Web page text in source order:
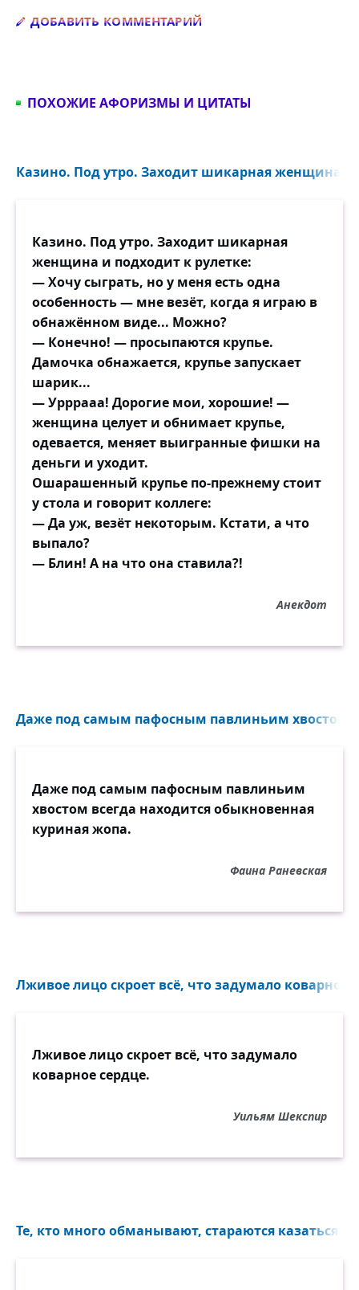
ДОБАВИТЬ КОММЕНТАРИЙ
ПОХОЖИЕ АФОРИЗМЫ И ЦИТАТЫ
Казино. Под утро. Заходит шикарная женщина и
Казино. Под утро. Заходит шикарная
женщина и подходит к рулетке:
— Хочу сыграть, но у меня есть одна
особенность — мне везёт, когда я играю в
обнажённом виде... Можно?
— Конечно! — просыпаются крупье.
Дамочка обнажается, крупье запускает
шарик...
— Урррааа! Дорогие мои, хорошие! —
женщина целует и обнимает крупье,
одевается, меняет выигранные фишки на
деньги и уходит.
Ошарашенный крупье по-прежнему стоит
у стола и говорит коллеге:
— Да уж, везёт некоторым. Кстати, а что
выпало?
— Блин! А на что она ставила?!
Анекдот
Даже под самым пафосным павлиньим
Даже под самым пафосным павлиньим
хвостом всегда находится обыкновенная
куриная жопа.
Фаина Раневская
Лживое лицо скроет всё, что задумало коварное
Лживое лицо скроет всё, что задумало
коварное сердце.
Уильям Шекспир
Те, кто много обманывают, стараются казаться